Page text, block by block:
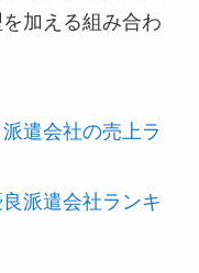
加える組み合わ
派遣会社の売上ラ
派遣会社ランキ